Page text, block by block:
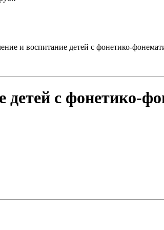
и воспитание детей с фонетико-
детей с фонетико-